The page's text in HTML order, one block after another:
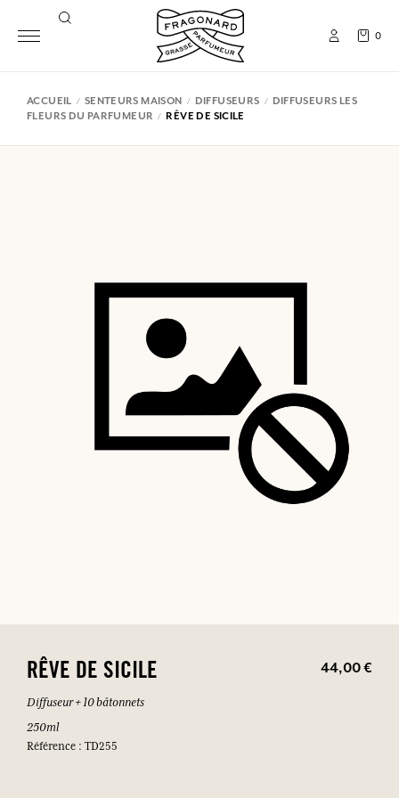
0
ACCUEIL SENTEURS MAISON DIFFUSEURS
DIFFUSEURS LES
FLEURS DU PARFUMEUR
RÊVE DE SICILE
RÊVE DE SICILE 44,00 €
Diffuseur + 10 bâtonnets
250ml
Référence : TD255